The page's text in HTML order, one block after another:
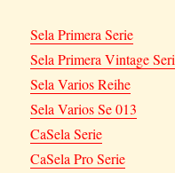
Sela Primera Serie
Sela Primera Vintage
Sela Varios Reihe
Sela Varios Se 013
CaSela Serie
CaSela Pro Serie